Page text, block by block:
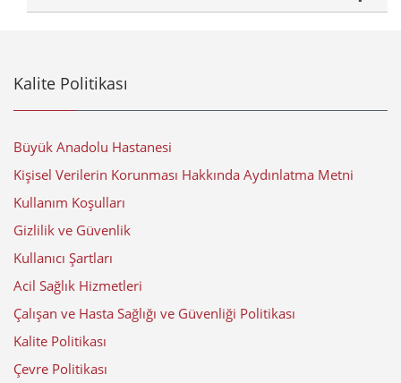
Kalite Politikası
Büyük Anadolu Hastanesi
Kişisel Verilerin Korunması Hakkında Aydınlatma Metni
Kullanım Koşulları
Gizlilik ve Güvenlik
Kullanıcı Şartları
Acil Sağlık Hizmetleri
Çalışan ve Hasta Sağlığı ve Güvenliği Politikası
Kalite Politikası
Çevre Politikası